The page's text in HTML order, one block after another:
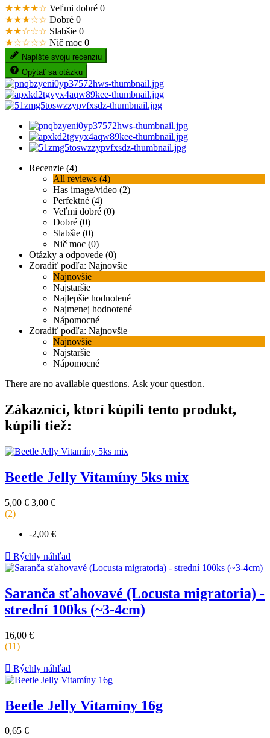
★★★★☆ Veľmi dobré 0
★★★☆☆ Dobré 0
★★☆☆☆ Slabšie 0
★☆☆☆☆ Nič moc 0
Napíšte svoju recenziu
Opýtať sa otázku
Recenzie (4)
All reviews (4)
Has image/video (2)
Perfektné (4)
Veľmi dobré (0)
Dobré (0)
Slabšie (0)
Nič moc (0)
Otázky a odpovede (0)
Zoradiť podľa: Najnovšie
Najnovšie
Najstaršie
Najlepšie hodnotené
Najmenej hodnotené
Nápomocné
Zoradiť podľa: Najnovšie
Najnovšie
Najstaršie
Nápomocné
There are no available questions. Ask your question.
Zákazníci, ktorí kúpili tento produkt,
kúpili tiež:
Beetle Jelly Vitamíny 5ks mix
Základná
cena
5,00 € Cena
3,00 €
(2)
-2,00 €
 Rýchly náhľad
Saranča sťahovavé (Locusta migratoria) -
strední 100ks (~3-4cm)
Cena
za
16,00 €
(11)
 Rýchly náhľad
Beetle Jelly Vitamíny 16g
Cena
0,65 €